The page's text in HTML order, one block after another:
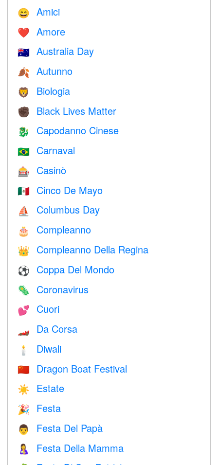
😄 Amici
❤️️ Amore
🇦🇺 Australia Day
🍂 Autunno
🦁 Biologia
✊🏿 Black Lives Matter
🐉 Capodanno Cinese
🇧🇷 Carnaval
🎰 Casinò
🇲🇽 Cinco De Mayo
⛵️ Columbus Day
🎂 Compleanno
👑 Compleanno Della Regina
⚽ Coppa Del Mondo
🦠 Coronavirus
💕 Cuori
🏎 Da Corsa
🕯 Diwali
🇨🇳 Dragon Boat Festival
☀️ Estate
🎉 Festa
👨 Festa Del Papà
🤱 Festa Della Mamma